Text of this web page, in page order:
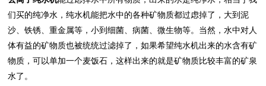
们买的纯净水，纯水机能把水中的各种矿物质都过虑掉了，大到泥
沙、铁锈、重金属等，小到细菌、病菌、微生物等。当然，水中对人
体有益的矿物质也被统统过滤掉了，如果希望纯水机出来的水含有矿
物质，可以单加一个麦饭石，这样出来的就是矿物质比较丰富的矿泉
水了。